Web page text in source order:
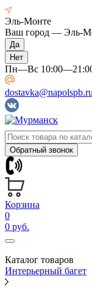
Эль-Монте
Ваш город — Эль-
Пн—Вс 10:00—21:00
dostavka@napolspb.ru
Обратный звонок
Корзина
0
0 руб.
Каталог товаров
Интерьерный багет